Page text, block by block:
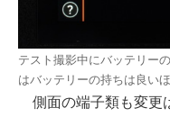
テスト撮影中にバッテリー
はバッテリーの持ちは良いほ
側面の端子類も変更